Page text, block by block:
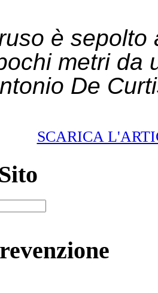
è sepolto
metri da
De
SCARICA